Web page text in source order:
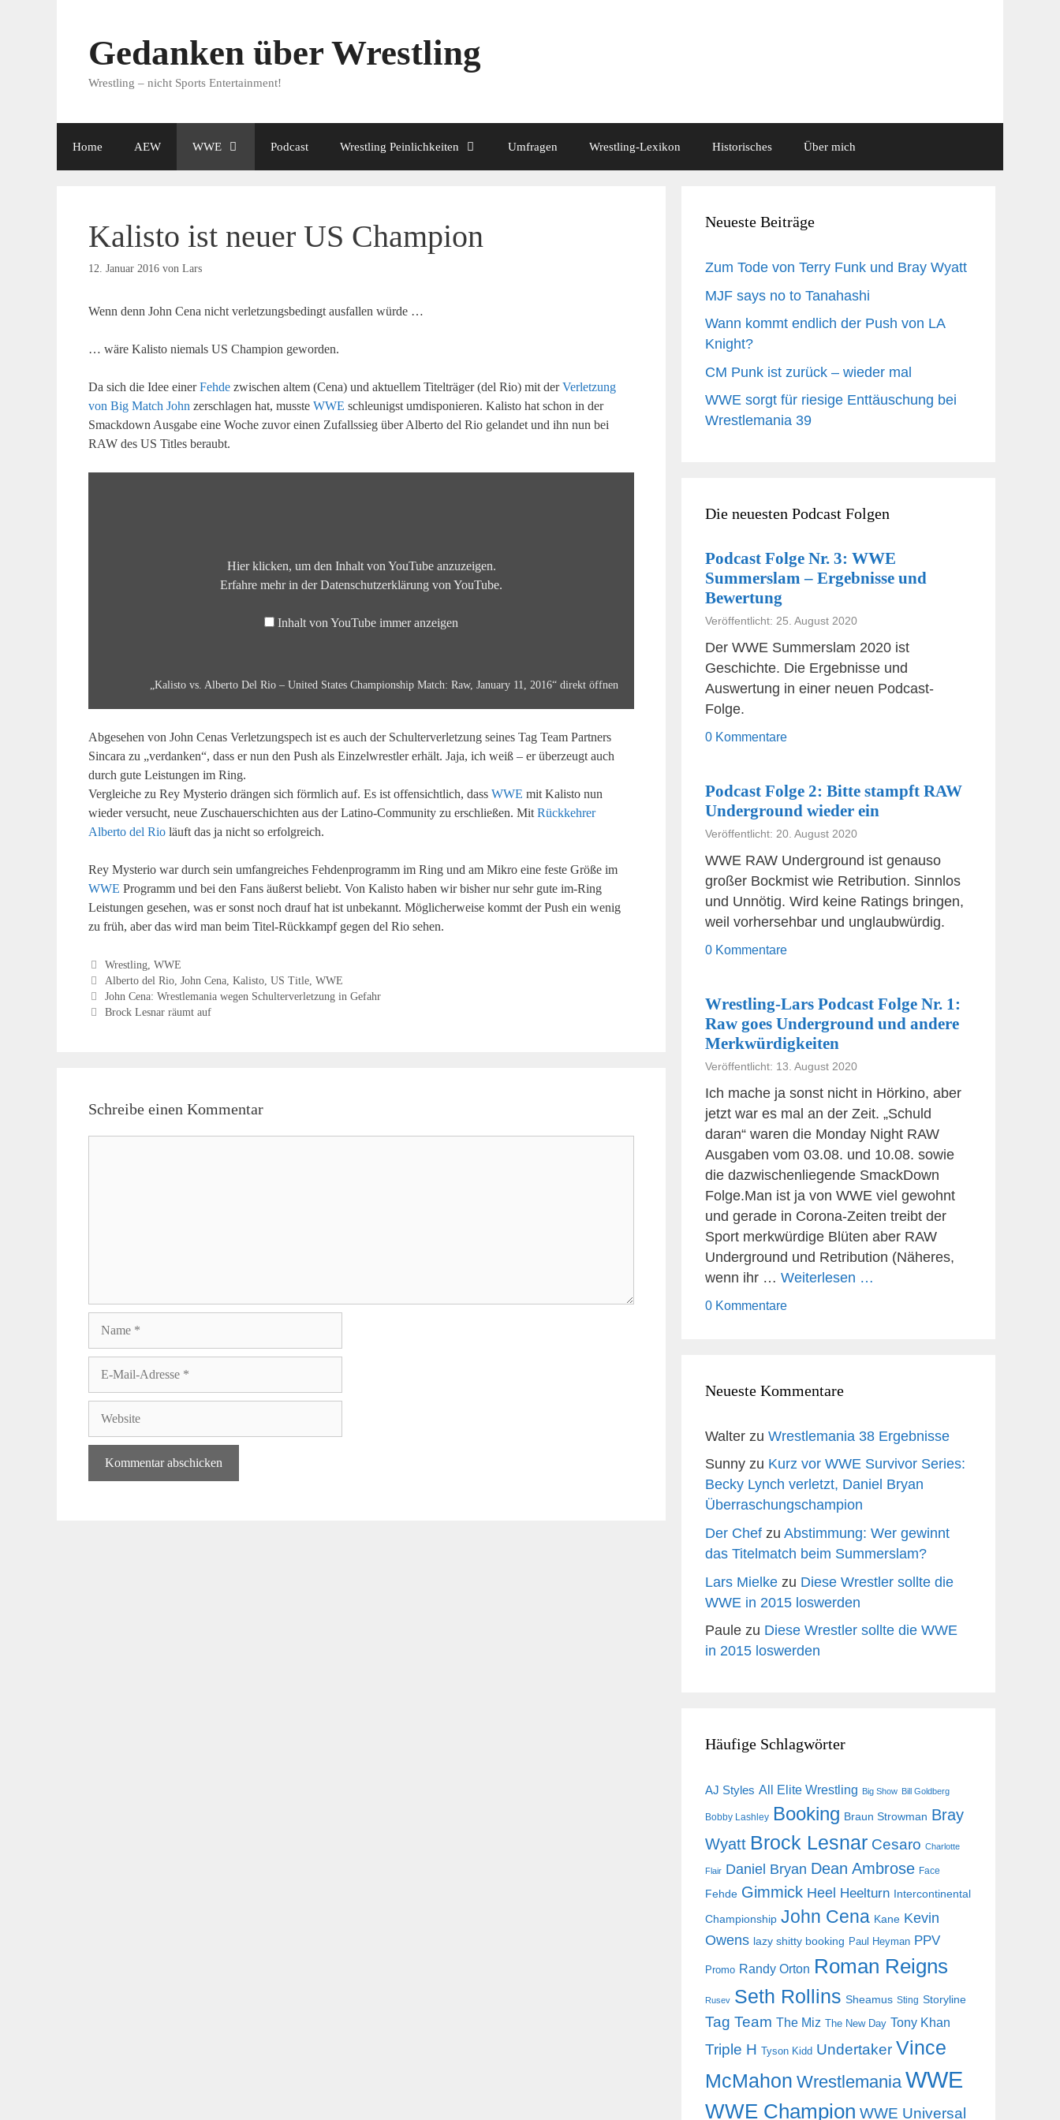
Gedanken über Wrestling
Wrestling – nicht Sports Entertainment!
Home AEW WWE Podcast Wrestling Peinlichkeiten Umfragen Wrestling-Lexikon Historisches Über mich
Kalisto ist neuer US Champion
12. Januar 2016 von Lars
Wenn denn John Cena nicht verletzungsbedingt ausfallen würde …
… wäre Kalisto niemals US Champion geworden.
Da sich die Idee einerFehde zwischen altem (Cena) und aktuellem Titelträger (del Rio) mit derVerletzung
von Big Match John zerschlagen hat, musste WWE schleunigst umdisponieren. Kalisto hat schon in der
Smackdown Ausgabe eine Woche zuvor einen Zufallssieg über Alberto del Rio gelandet und ihn nun bei
RAW des US Titles beraubt.
11,
von
YouTube
anzeigen
Hier klicken, um den Inhalt von YouTube anzuzeigen.
Erfahre mehr in derDatenschutzerklärung von YouTube.
Inhalt von YouTube immer anzeigen
„Kalisto vs. Alberto Del Rio – United States Championship Match: Raw, January 11, 2016“ direkt öffnen
Abgesehen von John Cenas Verletzungspech ist es auch der Schulterverletzung seines Tag Team Partners
Sincara zu „verdanken“, dass er nun den Push als Einzelwrestler erhält. Jaja, ich weiß – er überzeugt auch
durch gute Leistungen im Ring.
Vergleiche zu Rey Mysterio drängen sich förmlich auf. Es ist offensichtlich, dass WWE mit Kalisto nun
wieder versucht, neue Zuschauerschichten aus der Latino-Community zu erschließen. Mit Rückkehrer
Alberto del Rio läuft das ja nicht so erfolgreich.
Rey Mysterio war durch sein umfangreiches Fehdenprogramm im Ring und am Mikro eine feste Größe im
WWE Programm und bei den Fans äußerst beliebt. Von Kalisto haben wir bisher nur sehr gute im-Ring
Leistungen gesehen, was er sonst noch drauf hat ist unbekannt. Möglicherweise kommt der Push ein wenig
zu früh, aber das wird man beim Titel-Rückkampf gegen del Rio sehen.
Kategorien
Wrestling ,WWE
Schlagwörter
Alberto del Rio ,John Cena ,Kalisto ,US Title ,WWE
John Cena: Wrestlemania wegen Schulterverletzung in Gefahr
Brock Lesnar räumt auf
Schreibe einen Kommentar
Adresse
Neueste Beiträge
Zum Tode von Terry Funk und Bray Wyatt
MJF says no to Tanahashi
Wann kommt endlich der Push von LA
Knight?
CM Punk ist zurück – wieder mal
WWE sorgt für riesige Enttäuschung bei
Wrestlemania 39
Die neuesten Podcast Folgen
Podcast Folge Nr. 3: WWE
Summerslam – Ergebnisse und
Bewertung
Veröffentlicht: 25. August 2020
Der WWE Summerslam 2020 ist
Geschichte. Die Ergebnisse und
Auswertung in einer neuen Podcast-
Folge.
0 Kommentare
Podcast Folge 2: Bitte stampft RAW
Underground wieder ein
Veröffentlicht: 20. August 2020
WWE RAW Underground ist genauso
großer Bockmist wie Retribution. Sinnlos
und Unnötig. Wird keine Ratings bringen,
weil vorhersehbar und unglaubwürdig.
0 Kommentare
Wrestling-Lars Podcast Folge Nr. 1:
Raw goes Underground und andere
Merkwürdigkeiten
Veröffentlicht: 13. August 2020
Ich mache ja sonst nicht in Hörkino, aber
jetzt war es mal an der Zeit. „Schuld
daran“ waren die Monday Night RAW
Ausgaben vom 03.08. und 10.08. sowie
die dazwischenliegende SmackDown
Folge.Man ist ja von WWE viel gewohnt
und gerade in Corona-Zeiten treibt der
Sport merkwürdige Blüten aber RAW
Underground und Retribution (Näheres,
wenn ihr … Weiterlesen …
0 Kommentare
Neueste Kommentare
Walter zu Wrestlemania 38 Ergebnisse
Sunny zu Kurz vor WWE Survivor Series:
Becky Lynch verletzt, Daniel Bryan
Überraschungschampion
Der Chef zu Abstimmung: Wer gewinnt
das Titelmatch beim Summerslam?
Lars Mielke zu Diese Wrestler sollte die
WWE in 2015 loswerden
Paule zu Diese Wrestler sollte die WWE
in 2015 loswerden
Häufige Schlagwörter
AJ Styles All Elite Wrestling Big Show Bill Goldberg
Bobby Lashley Booking Braun Strowman Bray
Wyatt Brock Lesnar Cesaro Charlotte
Flair Daniel Bryan Dean Ambrose Face
Fehde Gimmick Heel Heelturn Intercontinental
Championship John Cena Kane Kevin
Owens lazy shitty booking Paul Heyman PPV
Promo Randy Orton Roman Reigns
Rusev Seth Rollins Sheamus Sting Storyline
Tag Team The Miz The New Day Tony Khan
Triple H Tyson Kidd Undertaker Vince
McMahon Wrestlemania WWE
WWE Champion WWE Universal